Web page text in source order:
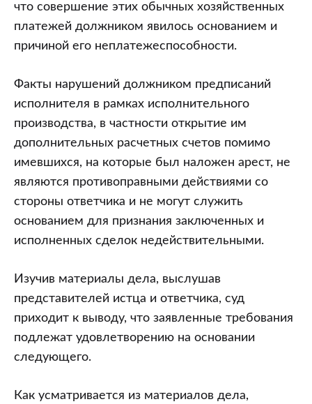
что совершение этих обычных хозяйственных
платежей должником явилось основанием и
причиной его неплатежеспособности.
Факты нарушений должником предписаний
исполнителя в рамках исполнительного
производства, в частности открытие им
дополнительных расчетных счетов помимо
имевшихся, на которые был наложен арест, не
являются противоправными действиями со
стороны ответчика и не могут служить
основанием для признания заключенных и
исполненных сделок недействительными.
Изучив материалы дела, выслушав
представителей истца и ответчика, суд
приходит к выводу, что заявленные требования
подлежат удовлетворению на основании
следующего.
Как усматривается из материалов дела,